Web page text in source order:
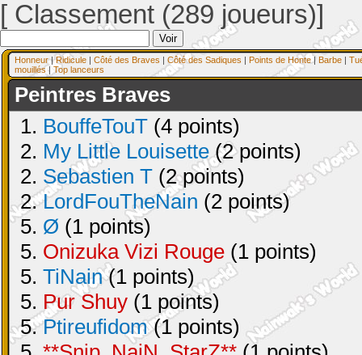
[ Classement (289 joueurs)]
Honneur|Ridicule | Côté des Braves | Côté des Sadiques | Points de Honte| Barbe |
mouillés| Top lanceurs
Peintres Braves
1. BouffeTouT (4 points)
2. My Little Louisette(2 points)
2. Sebastien T (2 points)
2.LordFouTheNain (2 points)
5. Ø (1 points)
5. Onizuka Vizi Rouge (1 points)
5. TiNain(1 points)
5. Pur Shuy (1 points)
5.Ptireufidom(1 points)